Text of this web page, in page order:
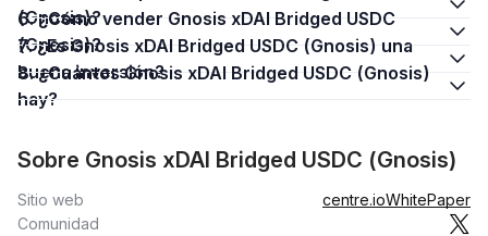
(Gnosis)?
6. ¿Cómo vender Gnosis xDAI Bridged USDC
(Gnosis)?
7. ¿Es Gnosis xDAI Bridged USDC (Gnosis) una
buena inversión?
8. ¿Cuántos Gnosis xDAI Bridged USDC (Gnosis)
hay?
Sobre Gnosis xDAI Bridged USDC (Gnosis)
Sitio web centre.ioWhitePaper
Comunidad